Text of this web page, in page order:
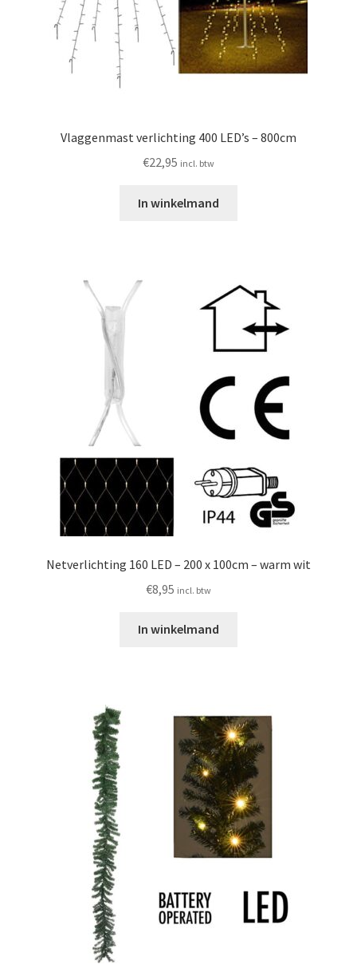
Vlaggenmast verlichting 400 LED’s – 800cm
€22,95 incl. btw
In winkelmand
Netverlichting 160 LED – 200 x 100cm – warm wit
€8,95 incl. btw
In winkelmand